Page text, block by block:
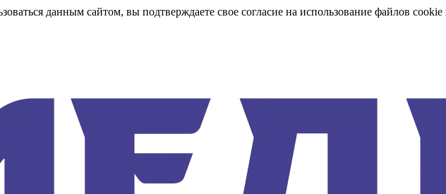
данным сайтом, вы подтверждаете свое согласие на использование файлов